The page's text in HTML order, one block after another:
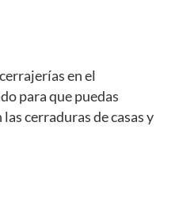
en el
para que puedas
cerraduras de casas y